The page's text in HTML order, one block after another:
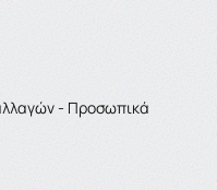
- Προσωπικά